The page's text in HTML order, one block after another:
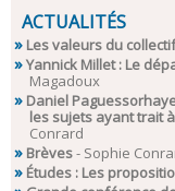
ACTUALITÉS
Les valeurs du collectif
Yannick Millet : Le
Magadoux
Daniel
les sujets ayant trait
Conrard
Brèves- Sophie
Études : Les